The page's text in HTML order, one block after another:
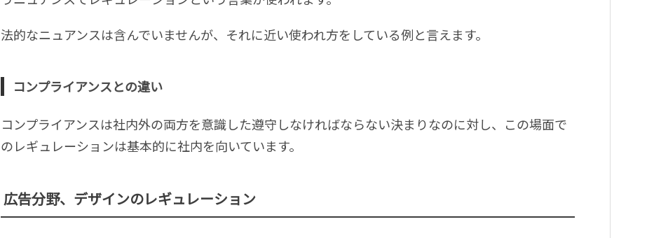
法的なニュアンスは含んでいませんが、それに近い使われ方をしている例と言えます。
コンプライアンスとの違い
コンプライアンスは社内外の両方を意識した遵守しなければならない決まりなのに対し、この場面で
のレギュレーションは基本的に社内を向いています。
広告分野、デザインのレギュレーション